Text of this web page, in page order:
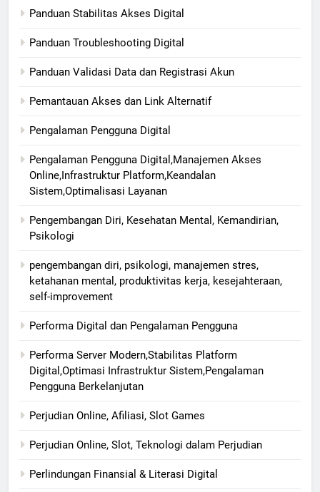
Panduan Stabilitas Akses Digital
Panduan Troubleshooting Digital
Panduan Validasi Data dan Registrasi Akun
Pemantauan Akses dan Link Alternatif
Pengalaman Pengguna Digital
Pengalaman Pengguna Digital,Manajemen Akses
Online,Infrastruktur Platform,Keandalan
Sistem,Optimalisasi Layanan
Pengembangan Diri, Kesehatan Mental, Kemandirian,
Psikologi
pengembangan diri, psikologi, manajemen stres,
ketahanan mental, produktivitas kerja, kesejahteraan,
self-improvement
Performa Digital dan Pengalaman Pengguna
Performa Server Modern,Stabilitas Platform
Digital,Optimasi Infrastruktur Sistem,Pengalaman
Pengguna Berkelanjutan
Perjudian Online, Afiliasi, Slot Games
Perjudian Online, Slot, Teknologi dalam Perjudian
Perlindungan Finansial & Literasi Digital